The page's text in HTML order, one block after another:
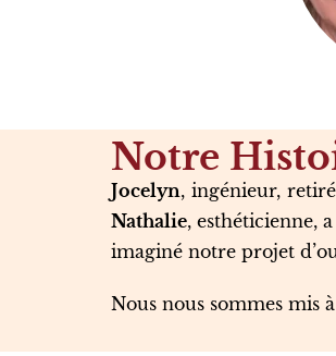
Notre
Jocelyn, ingénieur,
Nathalie, esthéticienne,
imaginé notre projet
Nous nous sommes mis